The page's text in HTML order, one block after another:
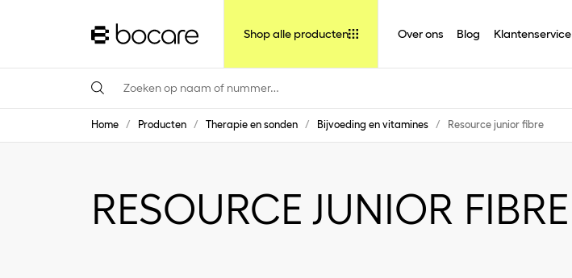
Shop alle producten Over ons Blog Klantenservice
Home / Producten / Therapie en sonden / Bijvoeding en vitamines / Resource junior fibre
RESOURCE JUNIOR FIBRE